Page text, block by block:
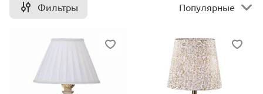
Фильтры Популярные